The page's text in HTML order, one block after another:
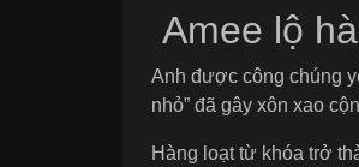
Amee lộ
Anh được công chúng
nhỏ” đã gây xôn xao
Hàng loạt từ khóa trở